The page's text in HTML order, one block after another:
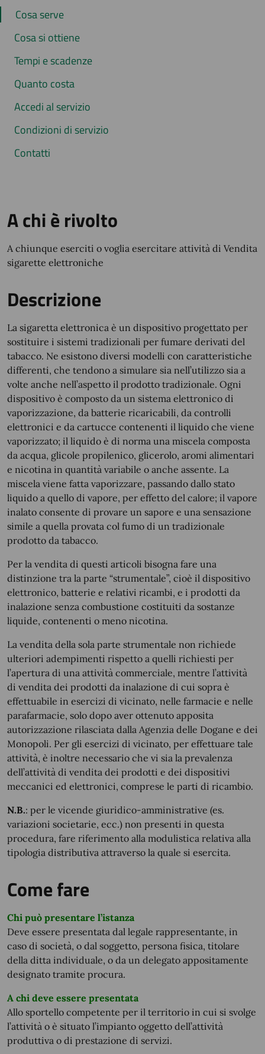
Cosa serve
Cosa si ottiene
Tempi e scadenze
Quanto costa
Accedi al servizio
Condizioni di servizio
Contatti
A chi è rivolto
A chiunque eserciti o voglia esercitare attività di Vendita
sigarette elettroniche
Descrizione
La sigaretta elettronica è un dispositivo progettato per
sostituire i sistemi tradizionali per fumare derivati del
tabacco. Ne esistono diversi modelli con caratteristiche
differenti, che tendono a simulare sia nell’utilizzo sia a
volte anche nell’aspetto il prodotto tradizionale. Ogni
dispositivo è composto da un sistema elettronico di
vaporizzazione, da batterie ricaricabili, da controlli
elettronici e da cartucce contenenti il liquido che viene
vaporizzato; il liquido è di norma una miscela composta
da acqua, glicole propilenico, glicerolo, aromi alimentari
e nicotina in quantità variabile o anche assente. La
miscela viene fatta vaporizzare, passando dallo stato
liquido a quello di vapore, per effetto del calore; il vapore
inalato consente di provare un sapore e una sensazione
simile a quella provata col fumo di un tradizionale
prodotto da tabacco.
Per la vendita di questi articoli bisogna fare una
distinzione tra la parte “strumentale”, cioè il dispositivo
elettronico, batterie e relativi ricambi, e i prodotti da
inalazione senza combustione costituiti da sostanze
liquide, contenenti o meno nicotina.
La vendita della sola parte strumentale non richiede
ulteriori adempimenti rispetto a quelli richiesti per
l’apertura di una attività commerciale, mentre l’attività
di vendita dei prodotti da inalazione di cui sopra è
effettuabile in esercizi di vicinato, nelle farmacie e nelle
parafarmacie, solo dopo aver ottenuto apposita
autorizzazione rilasciata dalla Agenzia delle Dogane e dei
Monopoli. Per gli esercizi di vicinato, per effettuare tale
attività, è inoltre necessario che vi sia la prevalenza
dell’attività di vendita dei prodotti e dei dispositivi
meccanici ed elettronici, comprese le parti di ricambio.
N.B.: per le vicende giuridico-amministrative (es.
variazioni societarie, ecc.) non presenti in questa
procedura, fare riferimento alla modulistica relativa alla
tipologia distributiva attraverso la quale si esercita.
Come fare
Chi può presentare l’istanza
Deve essere presentata dal legale rappresentante, in
caso di società, o dal soggetto, persona fisica, titolare
della ditta individuale, o da un delegato appositamente
designato tramite procura.
A chi deve essere presentata
Allo sportello competente per il territorio in cui si svolge
l’attività o è situato l’impianto oggetto dell’attività
produttiva o di prestazione di servizi.